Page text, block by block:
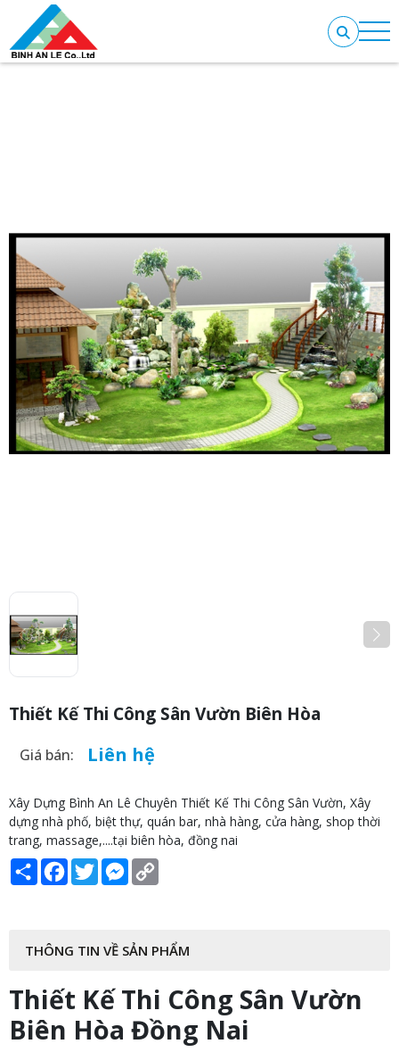
Thiết Kế Thi Công Sân Vườn Biên Hòa
Giá bán: Liên hệ
Xây Dựng Bình An Lê Chuyên Thiết Kế Thi Công Sân Vườn, Xây
dựng nhà phố, biệt thự, quán bar, nhà hàng, cửa hàng, shop thời
trang, massage,....tại biên hòa, đồng nai
Share Facebook
TwitterMessenger
THÔNG TIN VỀ SẢN PHẨM
Thiết Kế Thi Công Sân Vườn
Biên Hòa Đồng Nai